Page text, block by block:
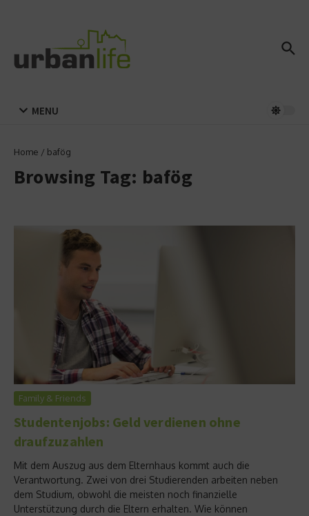
MENU
Home / bafög
Browsing Tag: bafög
Family & Friends
Studentenjobs: Geld verdienen ohne
draufzuzahlen
Mit dem Auszug aus dem Elternhaus kommt auch die
Verantwortung. Zwei von drei Studierenden arbeiten neben
dem Studium, obwohl die meisten noch finanzielle
Unterstützung durch die Eltern erhalten. Wie können